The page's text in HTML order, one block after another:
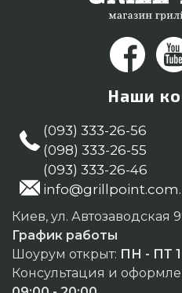
Наши
(093) 333-26-56
(098) 333-26-55
(093) 333-26-46
Киев, ул. Автозаводская
График работы
Шоурум открыт: ПН - ПТ
Консультация и